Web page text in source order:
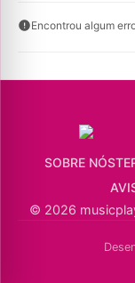
Encontrou algum
SOBRE NÓS
© 2026